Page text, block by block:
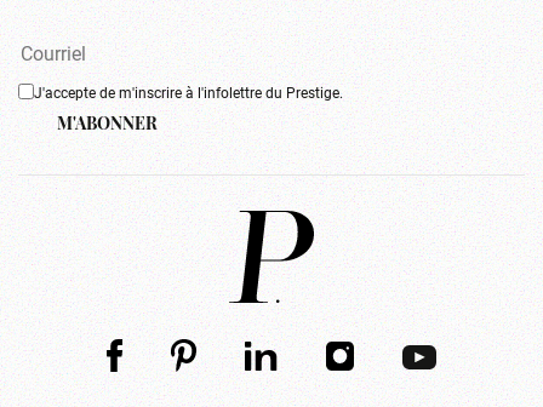
J'accepte de m'inscrire à l'infolettre du Prestige.
M'ABONNER